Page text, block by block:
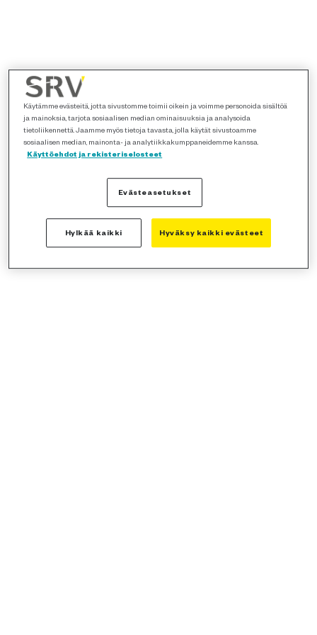
Käytämme evästeitä, jotta sivustomme toimii oikein ja voimme personoida sisältöä
ja mainoksia, tarjota sosiaalisen median ominaisuuksia ja analysoida
tietoliikennettä. Jaamme myös tietoja tavasta, jolla käytät sivustoamme
sosiaalisen median, mainonta- ja analytiikkakumppaneidemme kanssa.
Käyttöehdot ja rekisteriselosteet
Evästeasetukset
Hylkää kaikki Hyväksy kaikki evästeet